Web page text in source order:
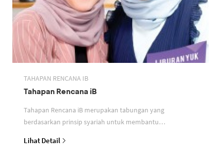
TAHAPAN RENCANA IB
Tahapan Rencana iB
Tahapan Rencana iB merupakan tabungan yang
berdasarkan prinsip syariah untuk membantu
Lihat Detail